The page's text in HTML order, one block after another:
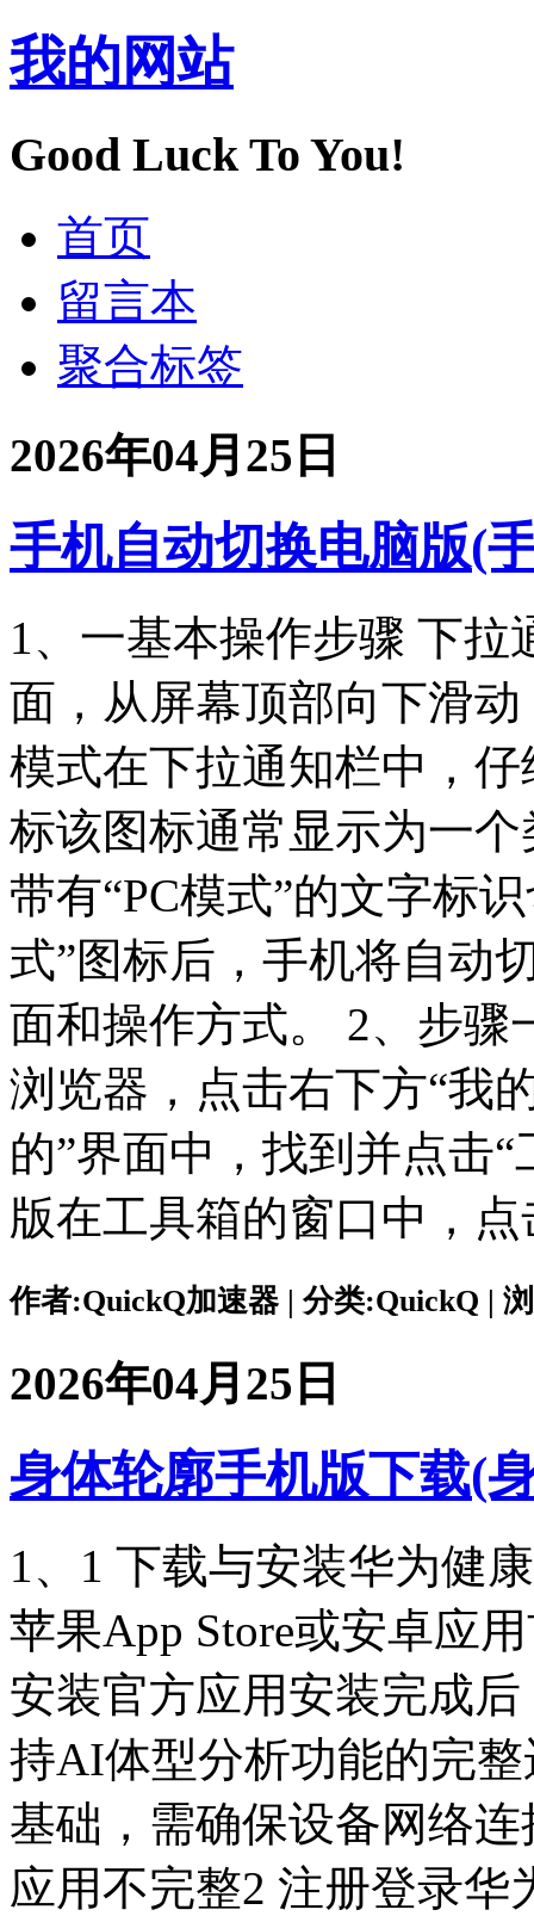
我的网站
Good Luck To You!
首页
留言本
聚合标签
2026年04月25日
手机自动切换电脑版(
1、一基本操作步骤 下
面，从屏幕顶部向下滑
模式在下拉通知栏中，
标该图标通常显示为一
带有“PC模式”的文字标
式”图标后，手机将自动
面和操作方式。 2、步骤
浏览器，点击右下方“我
的”界面中，找到并点击
版在工具箱的窗口中，
作者:QuickQ加速器 | 分类:QuickQ |
2026年04月25日
身体轮廓手机版下载(
1、1 下载与安装华为健
苹果App Store或安卓应
安装官方应用安装完成
持AI体型分析功能的完
基础，需确保设备网络
应用不完整2 注册登录华